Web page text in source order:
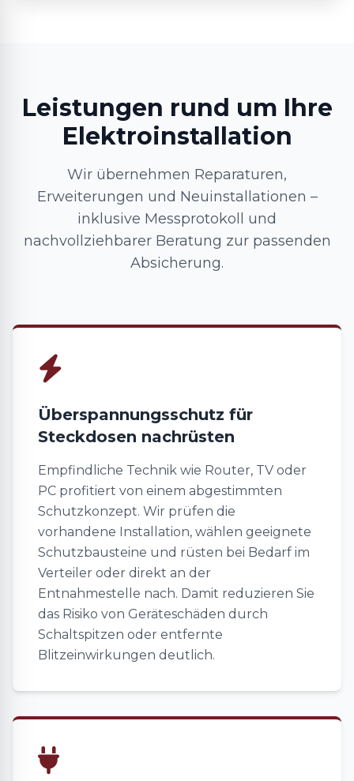
Leistungen rund um Ihre
Elektroinstallation
Wir übernehmen Reparaturen,
Erweiterungen und Neuinstallationen –
inklusive Messprotokoll und
nachvollziehbarer Beratung zur passenden
Absicherung.
Überspannungsschutz für
Steckdosen nachrüsten
Empfindliche Technik wie Router, TV oder
PC profitiert von einem abgestimmten
Schutzkonzept. Wir prüfen die
vorhandene Installation, wählen geeignete
Schutzbausteine und rüsten bei Bedarf im
Verteiler oder direkt an der
Entnahmestelle nach. Damit reduzieren Sie
das Risiko von Geräteschäden durch
Schaltspitzen oder entfernte
Blitzeinwirkungen deutlich.